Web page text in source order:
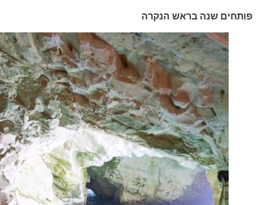
פותחים שנה בראש הנקרה